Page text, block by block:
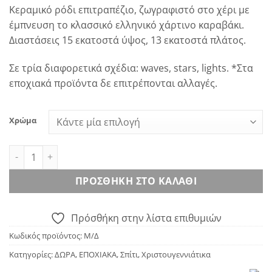
38.00€
through
40.00€
Κεραμικό ρόδι επιτραπέζιο, ζωγραφιστό στο χέρι με
έμπνευση το κλασσικό ελληνικό χάρτινο καραβάκι.
Διαστάσεις 15 εκατοστά ύψος, 13 εκατοστά πλάτος.
Σε τρία διαφορετικά σχέδια: waves, stars, lights. *Στα
εποχιακά προϊόντα δε επιτρέπονται αλλαγές.
Χρώμα
Ρόδι Paperboat ποσότητα
ΠΡΟΣΘΉΚΗ ΣΤΟ ΚΑΛΆΘΙ
Πρόσθήκη στην λίστα επιθυμιών
Κωδικός προϊόντος: Μ/Δ
Κατηγορίες:ΔΩΡΑ, ΕΠΟΧΙΑΚΑ,Σπίτι,Χριστουγεννιάτικα